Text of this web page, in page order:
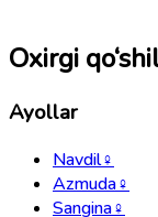
Oxirgi
Ayollar
Navdil♀
Azmuda♀
Sangina♀